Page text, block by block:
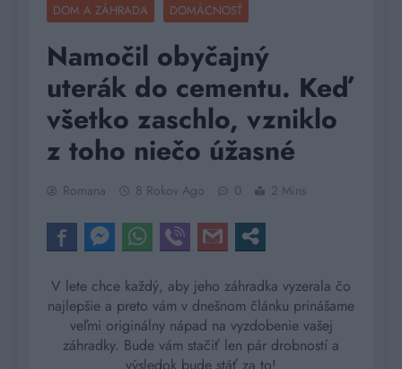
DOM A ZÁHRADA DOMÁCNOSŤ
Namočil obyčajný
uterák do cementu. Keď
všetko zaschlo, vzniklo
z toho niečo úžasné
Romana 8 Rokov Ago 0 2 Mins
V lete chce každý, aby jeho záhradka vyzerala čo
najlepšie a preto vám v dnešnom článku prinášame
veľmi originálny nápad na vyzdobenie vašej
záhradky. Bude vám stačiť len pár drobností a
výsledok bude stáť za to!